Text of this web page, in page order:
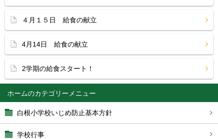
ホーム
白根小学校いじめ防止基本方針
学校行事
４月１５日 給食の献立
4月14日 給食の献立
2学期の給食スタート！